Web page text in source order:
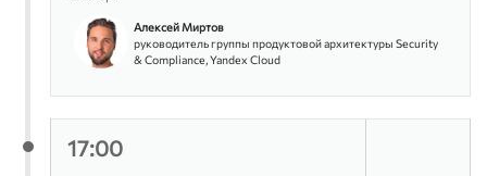
Алексей Миртов
руководитель группы продуктовой архитектуры Security
& Compliance, Yandex Cloud
17:00